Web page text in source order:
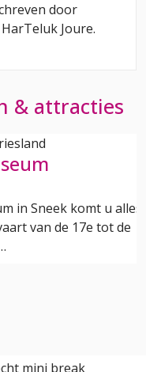
door
HarTeluk Joure.
& attracties
in Sneek komt u alles
van de 17e tot de